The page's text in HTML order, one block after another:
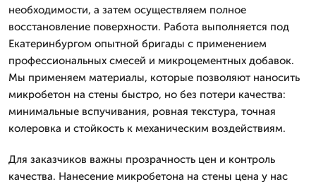
необходимости, а затем осуществляем полное
восстановление поверхности. Работа выполняется под
Екатеринбургом опытной бригады с применением
профессиональных смесей и микроцементных добавок.
Мы применяем материалы, которые позволяют наносить
микробетон на стены быстро, но без потери качества:
минимальные вспучивания, ровная текстура, точная
колеровка и стойкость к механическим воздействиям.
Для заказчиков важны прозрачность цен и контроль
качества. Нанесение микробетона на стены цена у нас